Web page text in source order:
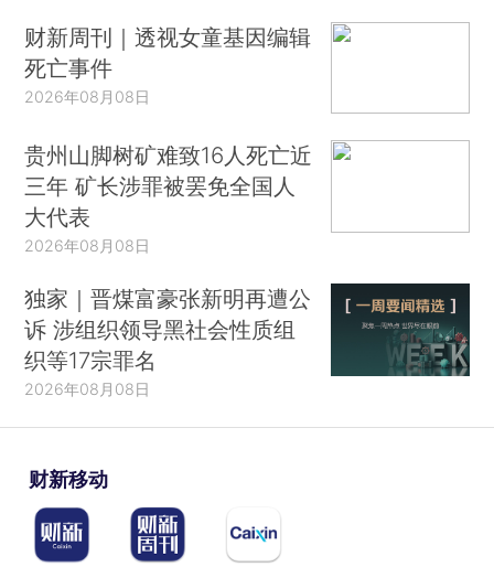
财新周刊｜透视女童基因编辑
死亡事件
2026年08月08日
贵州山脚树矿难致16人死亡近
三年 矿长涉罪被罢免全国人
大代表
2026年08月08日
独家｜晋煤富豪张新明再遭公
诉 涉组织领导黑社会性质组
织等17宗罪名
2026年08月08日
财新移动